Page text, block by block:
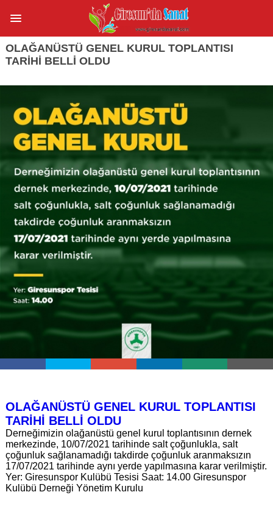
OLAĞANÜSTÜ GENEL KURUL TOPLANTISI
TARİHİ BELLİ OLDU
OLAĞANÜSTÜ GENEL KURUL TOPLANTISI
TARİHİ BELLİ OLDU
Derneğimizin olağanüstü genel kurul toplantısının dernek
merkezinde, 10/07/2021 tarihinde salt çoğunlukla, salt
çoğunluk sağlanamadığı takdirde çoğunluk aranmaksızın
17/07/2021 tarihinde aynı yerde yapılmasına karar verilmiştir.
Yer: Giresunspor Kulübü Tesisi Saat: 14.00 Giresunspor
Kulübü Derneği Yönetim Kurulu